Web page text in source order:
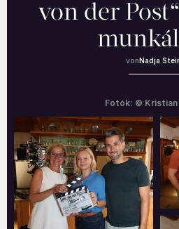
von der
Nadja
Fotók: © Kristian